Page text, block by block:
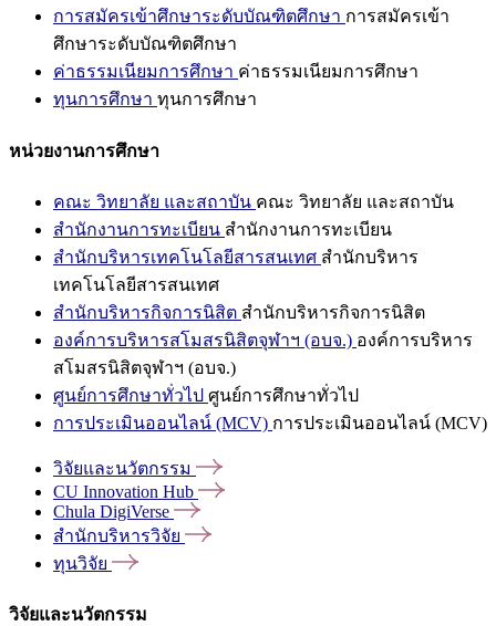
การสมัครเข้าศึกษาระดับบัณฑิตศึกษา การสมัครเข้า
ศึกษาระดับบัณฑิตศึกษา
ค่าธรรมเนียมการศึกษา ค่าธรรมเนียมการศึกษา
ทุนการศึกษา ทุนการศึกษา
หน่วยงานการศึกษา
คณะ วิทยาลัย และสถาบัน คณะ วิทยาลัย และสถาบัน
สำนักงานการทะเบียน สำนักงานการทะเบียน
สำนักบริหารเทคโนโลยีสารสนเทศ สำนักบริหาร
เทคโนโลยีสารสนเทศ
สำนักบริหารกิจการนิสิต สำนักบริหารกิจการนิสิต
องค์การบริหารสโมสรนิสิตจุฬาฯ (อบจ.) องค์การบริหาร
สโมสรนิสิตจุฬาฯ (อบจ.)
ศูนย์การศึกษาทั่วไป ศูนย์การศึกษาทั่วไป
การประเมินออนไลน์ (MCV) การประเมินออนไลน์ (MCV)
วิจัยและนวัตกรรม
CU Innovation Hub
Chula DigiVerse
สำนักบริหารวิจัย
ทุนวิจัย
วิจัยและนวัตกรรม